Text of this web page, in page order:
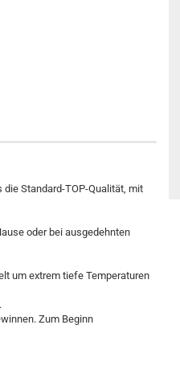
Standard-TOP-Qualität, mit
oder bei ausgedehnten
um extrem tiefe Temperaturen
Zum Beginn